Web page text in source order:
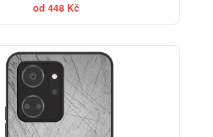
od 448 Kč